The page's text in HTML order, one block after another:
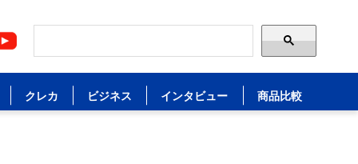
クレカ ビジネス インタビュー 商品比較